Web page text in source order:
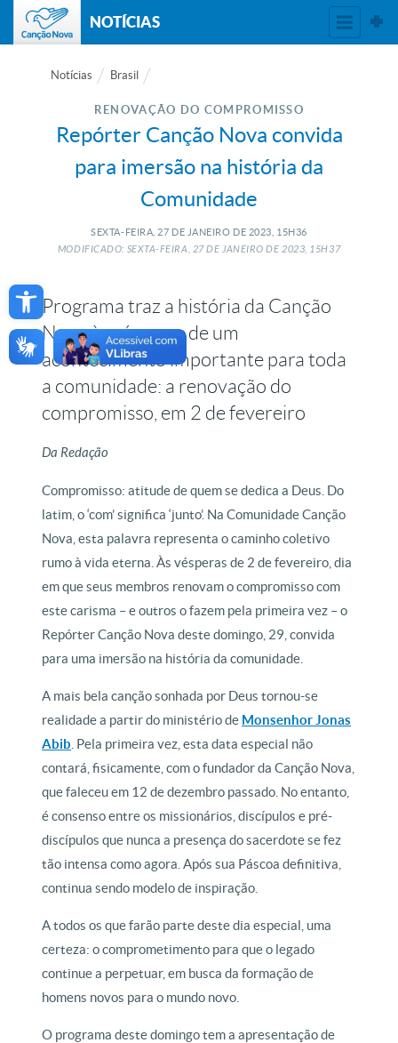
Open toolbar
NOTÍCIAS
Notícias Brasil
RENOVAÇÃO DO COMPROMISSO
Repórter Canção Nova convida
para imersão na história da
Comunidade
SEXTA-FEIRA, 27 DE JANEIRO DE 2023, 15H36
MODIFICADO: SEXTA-FEIRA, 27DE JANEIRO DE2023, 15H37
Programa traz a história da Canção
Nova às vésperas de um
acontecimento importante para toda
a comunidade: a renovação do
compromisso, em 2 de fevereiro
Da Redação
Compromisso: atitude de quem se dedica a Deus. Do
latim, o ‘com’ significa ‘junto’. Na Comunidade Canção
Nova, esta palavra representa o caminho coletivo
rumo à vida eterna. Às vésperas de 2 de fevereiro, dia
em que seus membros renovam o compromisso com
este carisma – e outros o fazem pela primeira vez – o
Repórter Canção Nova deste domingo, 29, convida
para uma imersão na história da comunidade.
A mais bela canção sonhada por Deus tornou-se
realidade a partir do ministério de Monsenhor Jonas
Abib . Pela primeira vez, esta data especial não
contará, fisicamente, com o fundador da Canção Nova,
que faleceu em 12 de dezembro passado. No entanto,
é consenso entre os missionários, discípulos e pré-
discípulos que nunca a presença do sacerdote se fez
tão intensa como agora. Após sua Páscoa definitiva,
continua sendo modelo de inspiração.
A todos os que farão parte deste dia especial, uma
certeza: o comprometimento para que o legado
continue a perpetuar, em busca da formação de
homens novos para o mundo novo.
O programa deste domingo tem a apresentação de